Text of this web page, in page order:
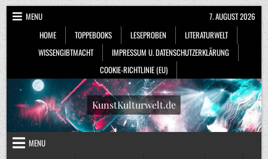
Skip
to
content
MENU
HOME
TOPPEBOOKS LESEPROBEN
LITERATURWELT
WISSENGIBTMACHT
IMPRESSUM U. DATENSCHUTZERKLÄRUNG
COOKIE-RICHTLINIE (EU)
7. AUGUST 2026
KunstKulturwelt.de
MENU